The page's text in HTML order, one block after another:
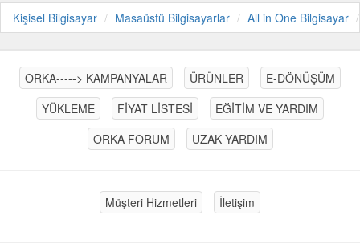
Kişisel Bilgisayar Masaüstü Bilgisayarlar All in One Bilgisayar
ORKA-----> KAMPANYALAR ÜRÜNLER
E-DÖNÜŞÜM
YÜKLEME
FİYAT LİSTESİ
EĞİTİM VE YARDIM
ORKA FORUM
UZAK YARDIM
Müşteri Hizmetleri İletişim